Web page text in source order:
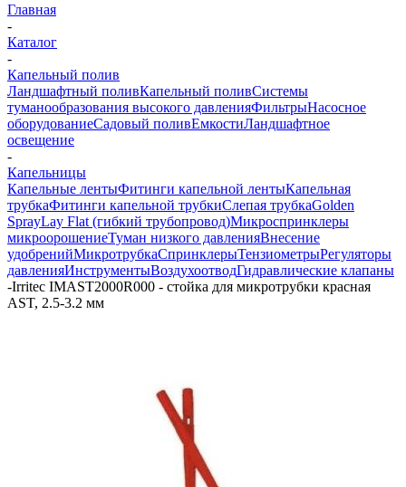
Главная
-
Каталог
-
Капельный полив
Ландшафтный поливКапельный поливСистемы
туманообразования высокого давленияФильтрыНасосное
оборудованиеСадовый поливЕмкостиЛандшафтное
освещение
-
Капельницы
Капельные лентыФитинги капельной лентыКапельная
трубкаФитинги капельной трубкиСлепая трубкаGolden
SprayLay Flat (гибкий трубопровод)Микроспринклеры
микроорошениеТуман низкого давленияВнесение
удобренийМикротрубкаСпринклерыТензиометрыРегуляторы
давленияИнструментыВоздухоотводГидравлические клапаны
-Irritec IMAST2000R000 - стойка для микротрубки красная
AST, 2.5-3.2 мм